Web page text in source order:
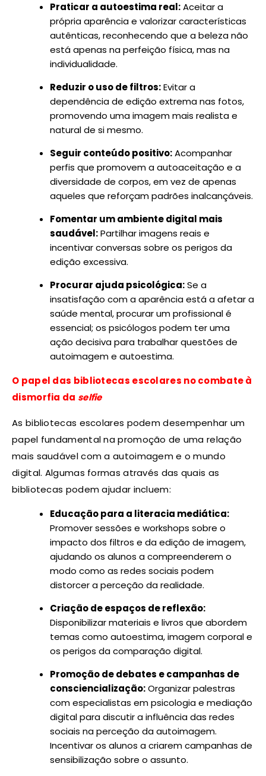
Praticar a autoestima real:Aceitar a
própria aparência e valorizar características
autênticas, reconhecendo que a beleza não
está apenas na perfeição física, mas na
individualidade.
Reduzir o uso de filtros:Evitar a
dependência de edição extrema nas fotos,
promovendo uma imagem mais realista e
natural de si mesmo.
Seguir conteúdo positivo:Acompanhar
perfis que promovem a autoaceitação e a
diversidade de corpos, em vez de apenas
aqueles que reforçam padrões inalcançáveis.
Fomentar um ambiente digital mais
saudável:Partilhar imagens reais e
incentivar conversas sobre os perigos da
edição excessiva.
Procurar ajuda psicológica:Se a
insatisfação com a aparência está a afetar a
saúde mental, procurar um profissional é
essencial; os psicólogos podem ter uma
ação decisiva para trabalhar questões de
autoimagem e autoestima.
O papel das bibliotecas escolares no combate à
dismorfia da selfie
As bibliotecas escolares podem desempenhar um
papel fundamental na promoção de uma relação
mais saudável com a autoimagem e o mundo
digital. Algumas formas através das quais as
bibliotecas podem ajudar incluem:
Educação para a literacia mediática:
Promover sessões e workshops sobre o
impacto dos filtros e da edição de imagem,
ajudando os alunos a compreenderem o
modo como as redes sociais podem
distorcer a perceção da realidade.
Criação de espaços de reflexão:
Disponibilizar materiais e livros que abordem
temas como autoestima, imagem corporal e
os perigos da comparação digital.
Promoção de debates e campanhas de
consciencialização:Organizar palestras
com especialistas em psicologia e mediação
digital para discutir a influência das redes
sociais na perceção da autoimagem.
Incentivar os alunos a criarem campanhas de
sensibilização sobre o assunto.